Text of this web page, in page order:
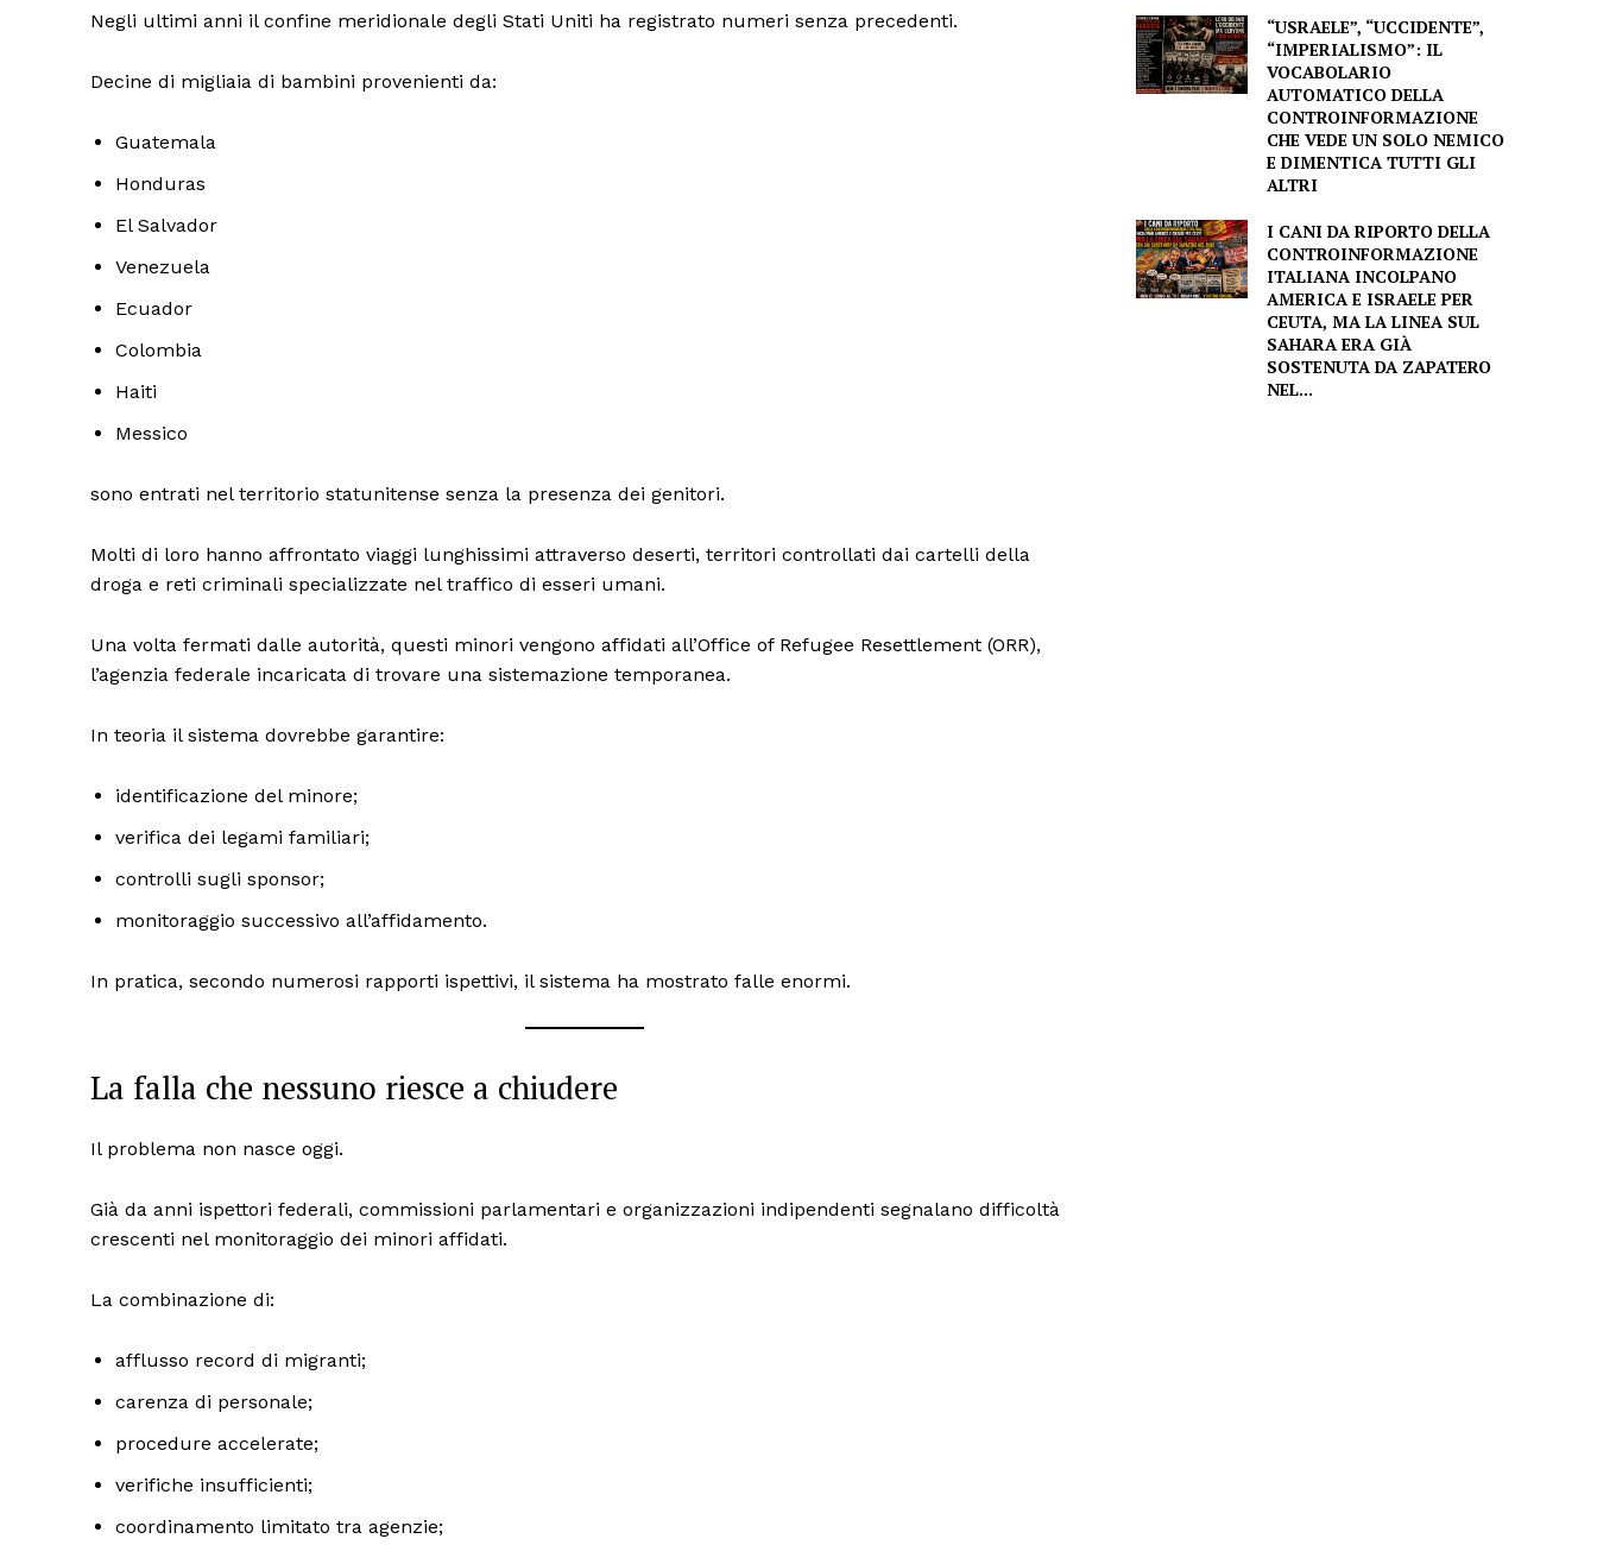
Economia
Negli ultimi anni il confine meridionale degli Stati Uniti ha registrato numeri senza precedenti.
Decine di migliaia di bambini provenienti da:
Guatemala
Honduras
El Salvador
Venezuela
Ecuador
Colombia
Haiti
Messico
sono entrati nel territorio statunitense senza la presenza dei genitori.
Molti di loro hanno affrontato viaggi lunghissimi attraverso deserti, territori controllati dai cartelli della
droga e reti criminali specializzate nel traffico di esseri umani.
Una volta fermati dalle autorità, questi minori vengono affidati all’Office of Refugee Resettlement (ORR),
l’agenzia federale incaricata di trovare una sistemazione temporanea.
In teoria il sistema dovrebbe garantire:
identificazione del minore;
verifica dei legami familiari;
controlli sugli sponsor;
monitoraggio successivo all’affidamento.
In pratica, secondo numerosi rapporti ispettivi, il sistema ha mostrato falle enormi.
La falla che nessuno riesce a chiudere
Il problema non nasce oggi.
Già da anni ispettori federali, commissioni parlamentari e organizzazioni indipendenti segnalano difficoltà
crescenti nel monitoraggio dei minori affidati.
La combinazione di:
afflusso record di migranti;
carenza di personale;
procedure accelerate;
verifiche insufficienti;
coordinamento limitato tra agenzie;
“USRAELE”, “UCCIDENTE”,
“IMPERIALISMO”: IL
VOCABOLARIO
AUTOMATICO DELLA
CONTROINFORMAZIONE
CHE VEDE UN SOLO NEMICO
E DIMENTICA TUTTI GLI
ALTRI
I CANI DA RIPORTO DELLA
CONTROINFORMAZIONE
ITALIANA INCOLPANO
AMERICA E ISRAELE PER
CEUTA, MA LA LINEA SUL
SAHARA ERA GIÀ
SOSTENUTA DA ZAPATERO
NEL...